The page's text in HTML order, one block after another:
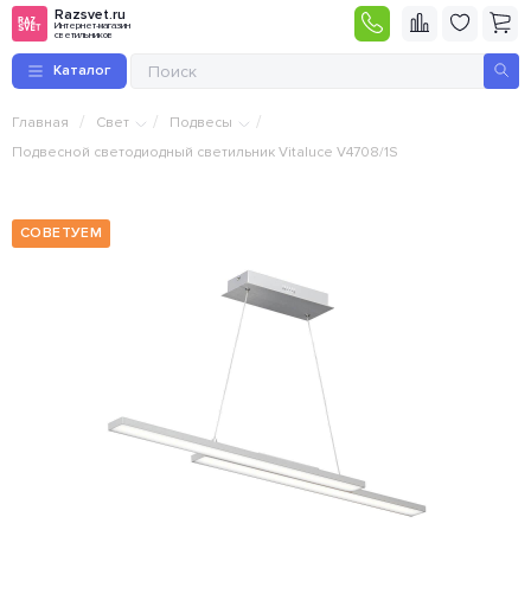
Razsvet.ru
Интернет-магазин
светильников
Каталог
Главная / Свет / Подвесы /
Подвесной светодиодный светильник Vitaluce V4708/1S
СОВЕТУЕМ